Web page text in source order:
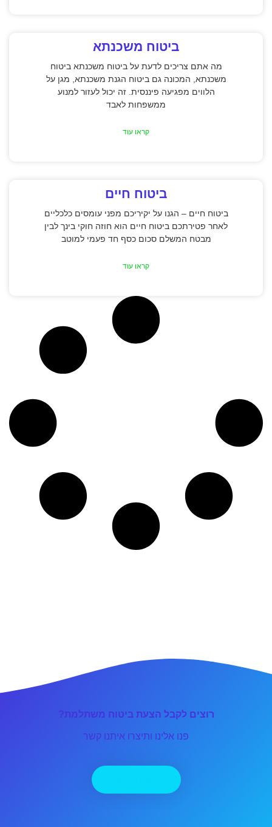
ביטוח משכנתא
מה אתם צריכים לדעת על ביטוח משכנתא ביטוח
משכנתא, המכונה גם ביטוח הגנת משכנתא, מגן על
הלווים מפגיעה פיננסית. זה יכול לעזור למנוע
ממשפחות לאבד
קראו עוד
ביטוח חיים
ביטוח חיים – הגנו על יקיריכם מפני עומסים כלכליים
לאחר פטירתכם ביטוח חיים הוא חוזה חוקי בינך לבין
מבטח המשלם סכום כסף חד פעמי למוטב
קראו עוד
רוצים לקבל הצעת ביטוח משתלמת?
פנו אלינו ותיצרו איתנו קשר